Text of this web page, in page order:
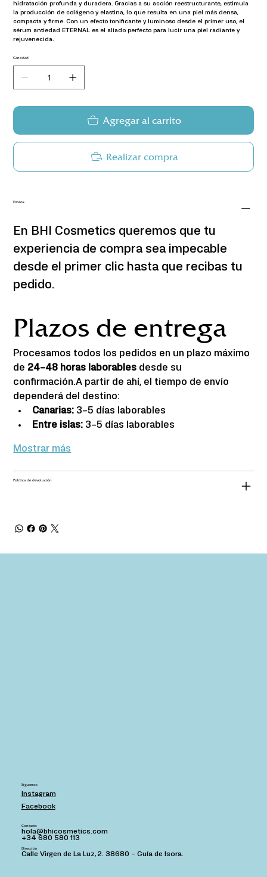
hidratación profunda y duradera. Gracias a su acción reestructurante, estimula
la producción de colágeno y elastina, lo que resulta en una piel más densa,
compacta y firme. Con un efecto tonificante y luminoso desde el primer uso, el
sérum antiedad ETERNAL es el aliado perfecto para lucir una piel radiante y
rejuvenecida.
Cantidad
Agregar al carrito
Realizar compra
Envios
En BHI Cosmetics queremos que tu
experiencia de compra sea impecable
desde el primer clic hasta que recibas tu
pedido.
Plazos de entrega
Procesamos todos los pedidos en un plazo máximo
de 24–48 horas laborables desde su
confirmación.A partir de ahí, el tiempo de envío
dependerá del destino:
Canarias: 3–5 días laborables
Entre islas: 3–5 días laborables
Mostrar más
Política de devolución
Síguenos
Instagram
Facebook
Contacto
hola@bhicosmetics.com
+34 680 580 113
Dirección
Calle Virgen de La Luz, 2. 38680 – Guía de Isora.